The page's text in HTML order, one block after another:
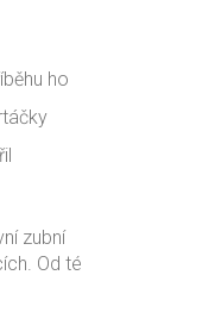
ho
zubní
Od té